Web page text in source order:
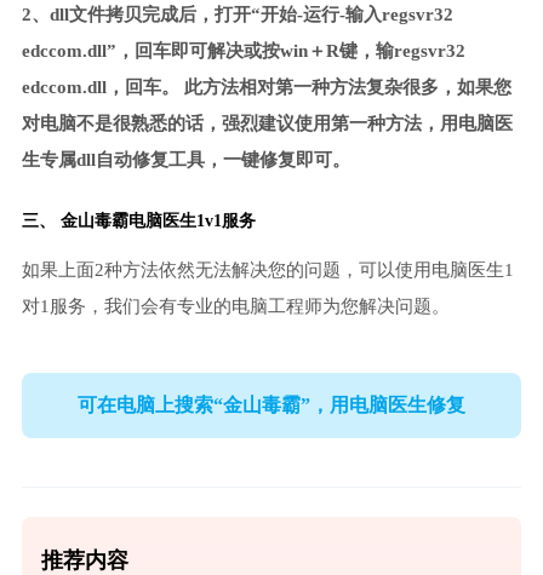
2、dll文件拷贝完成后，打开“开始-运行-输入regsvr32
edccom.dll”，回车即可解决或按win＋R键，输regsvr32
edccom.dll，回车。 此方法相对第一种方法复杂很多，如果您
对电脑不是很熟悉的话，强烈建议使用第一种方法，用电脑医
生专属dll自动修复工具，一键修复即可。
三、 金山毒霸电脑医生1v1服务
如果上面2种方法依然无法解决您的问题，可以使用电脑医生1
对1服务，我们会有专业的电脑工程师为您解决问题。
可在电脑上搜索“金山毒霸”，用电脑医生修复
推荐内容